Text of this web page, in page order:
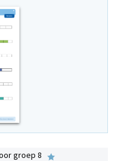
groep 8